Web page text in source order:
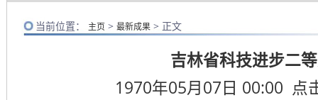
当前位置： 主页 > 最新成果 > 正文
吉林省科技进步二
1970年05月07日 00:00 点